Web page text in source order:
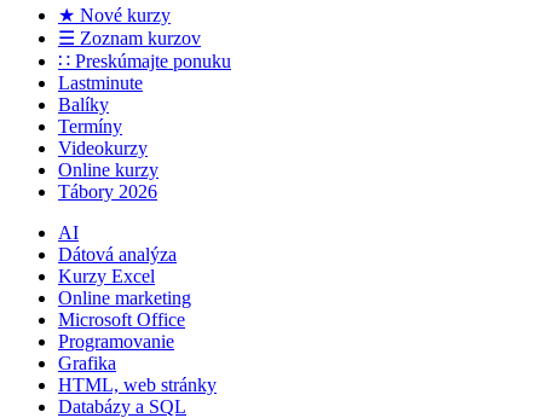
★ Nové kurzy
☰ Zoznam kurzov
∷ Preskúmajte ponuku
Lastminute
Balíky
Termíny
Videokurzy
Online kurzy
Tábory 2026
AI
Dátová analýza
Kurzy Excel
Online marketing
Microsoft Office
Programovanie
Grafika
HTML, web stránky
Databázy a SQL